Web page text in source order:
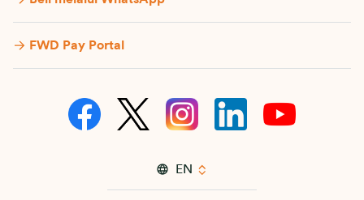
FWD Pay Portal
EN